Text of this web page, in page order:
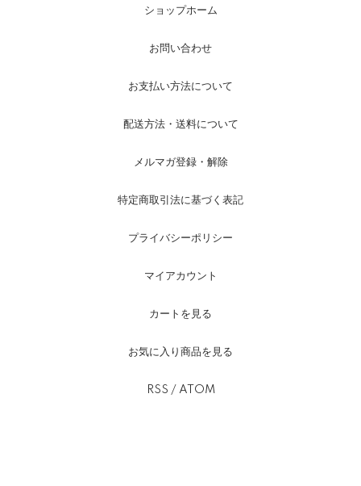
ショップホーム
お問い合わせ
お支払い方法について
配送方法・送料について
メルマガ登録・解除
特定商取引法に基づく表記
プライバシーポリシー
マイアカウント
カートを見る
お気に入り商品を見る
RSS / ATOM